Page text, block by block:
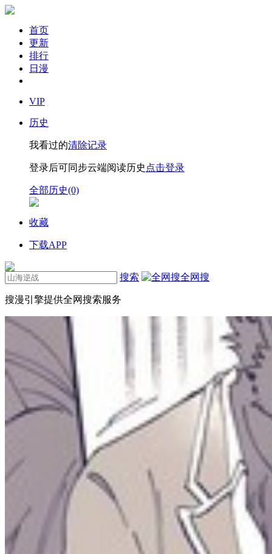
首页
更新
排行
日漫
VIP
历史
我看过的清除记录
登录后可同步云端阅读历史 点击登录
全部历史(0)
收藏
下载APP
搜索 全网搜
搜漫引擎提供全网搜索服务